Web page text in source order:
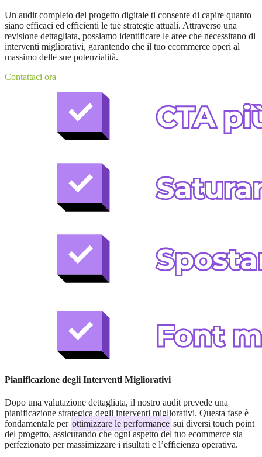
Un audit completo del progetto digitale ti consente di capire quanto
siano efficaci ed efficienti le tue strategie attuali. Attraverso una
revisione dettagliata, possiamo identificare le aree che necessitano di
interventi migliorativi, garantendo che il tuo ecommerce operi al
massimo delle sue potenzialità.
Contattaci ora
Pianificazione degli Interventi Migliorativi
Dopo una valutazione dettagliata, il nostro audit prevede una
pianificazione strategica degli interventi migliorativi. Questa fase è
fondamentale per ottimizzare le performance sui diversi touch point
del progetto, assicurando che ogni aspetto del tuo ecommerce sia
perfezionato per massimizzare i risultati e l’efficienza operativa.